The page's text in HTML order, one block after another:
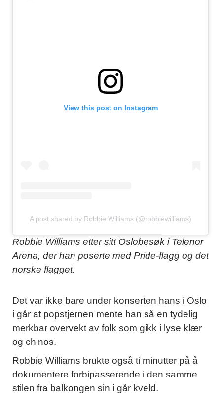
View this post on Instagram
A post shared by Robbie Williams (@robbiewilliams)
Robbie Williams etter sitt Oslobesøk i Telenor
Arena, der han poserte med Pride-flagg og det
norske flagget.
Det var ikke bare under konserten hans i Oslo
i går at popstjernen mente han så en tydelig
merkbar overvekt av folk som gikk i lyse klær
og chinos.
Robbie Williams brukte også ti minutter på å
dokumentere forbipasserende i den samme
stilen fra balkongen sin i går kveld.